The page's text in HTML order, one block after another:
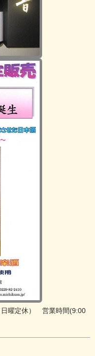
曜定休） 営業時間(9:00